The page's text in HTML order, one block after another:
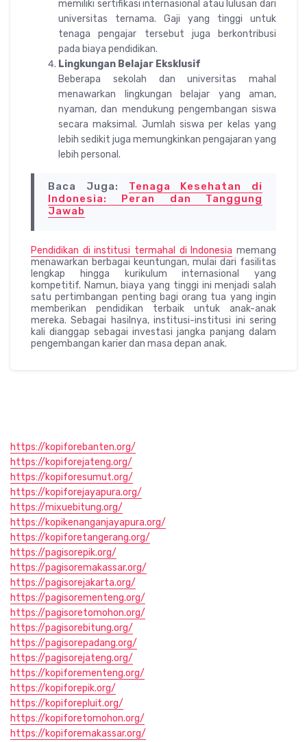
memiliki sertifikasi internasional atau lulusan dari
universitas ternama. Gaji yang tinggi untuk
tenaga pengajar tersebut juga berkontribusi
pada biaya pendidikan.
Lingkungan Belajar Eksklusif
Beberapa sekolah dan universitas mahal
menawarkan lingkungan belajar yang aman,
nyaman, dan mendukung pengembangan siswa
secara maksimal. Jumlah siswa per kelas yang
lebih sedikit juga memungkinkan pengajaran yang
lebih personal.
Baca Juga: Tenaga Kesehatan di
Indonesia: Peran dan Tanggung
Jawab
Pendidikan di institusi termahal di Indonesia memang
menawarkan berbagai keuntungan, mulai dari fasilitas
lengkap hingga kurikulum internasional yang
kompetitif. Namun, biaya yang tinggi ini menjadi salah
satu pertimbangan penting bagi orang tua yang ingin
memberikan pendidikan terbaik untuk anak-anak
mereka. Sebagai hasilnya, institusi-institusi ini sering
kali dianggap sebagai investasi jangka panjang dalam
pengembangan karier dan masa depan anak.
https://kopiforebanten.org/
https://kopiforejateng.org/
https://kopiforesumut.org/
https://kopiforejayapura.org/
https://mixuebitung.org/
https://kopikenanganjayapura.org/
https://kopiforetangerang.org/
https://pagisorepik.org/
https://pagisoremakassar.org/
https://pagisorejakarta.org/
https://pagisorementeng.org/
https://pagisoretomohon.org/
https://pagisorebitung.org/
https://pagisorepadang.org/
https://pagisorejateng.org/
https://kopiforementeng.org/
https://kopiforepik.org/
https://kopiforepluit.org/
https://kopiforetomohon.org/
https://kopiforemakassar.org/